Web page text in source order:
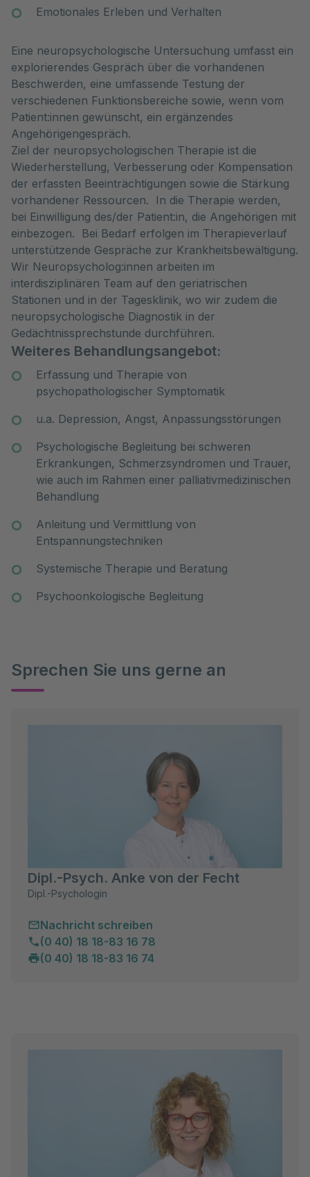
Emotionales Erleben und Verhalten
Eine neuropsychologische Untersuchung umfasst ein
explorierendes Gespräch über die vorhandenen
Beschwerden, eine umfassende Testung der
verschiedenen Funktionsbereiche sowie, wenn vom
Patient:innen gewünscht, ein ergänzendes
Angehörigengespräch.
Ziel der neuropsychologischen Therapie ist die
Wiederherstellung, Verbesserung oder Kompensation
der erfassten Beeinträchtigungen sowie die Stärkung
vorhandener Ressourcen. In die Therapie werden,
bei Einwilligung des/der Patient:in, die Angehörigen mit
einbezogen. Bei Bedarf erfolgen im Therapieverlauf
unterstützende Gespräche zur Krankheitsbewältigung.
Wir Neuropsycholog:innen arbeiten im
interdisziplinären Team auf den geriatrischen
Stationen und in der Tagesklinik, wo wir zudem die
neuropsychologische Diagnostik in der
Gedächtnissprechstunde durchführen.
Weiteres Behandlungsangebot:
Erfassung und Therapie von
psychopathologischer Symptomatik
u.a. Depression, Angst, Anpassungsstörungen
Psychologische Begleitung bei schweren
Erkrankungen, Schmerzsyndromen und Trauer,
wie auch im Rahmen einer palliativmedizinischen
Behandlung
Anleitung und Vermittlung von
Entspannungstechniken
Systemische Therapie und Beratung
Psychoonkologische Begleitung
Sprechen Sie uns gerne an
Dipl.-Psych. Anke von der Fecht
Dipl.-Psychologin
Nachricht schreiben
(0 40) 18 18-83 16 78
(0 40) 18 18-83 16 74